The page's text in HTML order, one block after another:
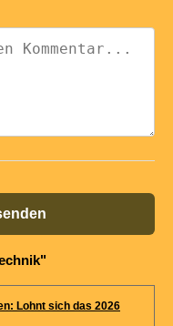
Lohnt sich das 2026